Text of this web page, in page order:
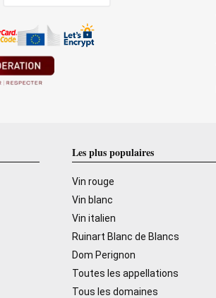
Les plus populaires
Vin rouge
Vin blanc
Vin italien
Ruinart Blanc de Blancs
Dom Perignon
Toutes les appellations
Tous les domaines